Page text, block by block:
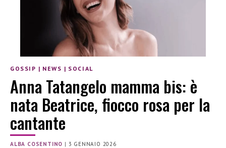
GOSSIP | NEWS | SOCIAL
Anna Tatangelo mamma bis: è
nata Beatrice, fiocco rosa per la
cantante
ALBA COSENTINO | 3 GENNAIO 2026